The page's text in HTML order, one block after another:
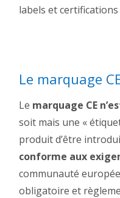
labels et
Le marquage
Le marquage CE
soit mais une «
produit d’être
conforme aux
communauté
obligatoire et